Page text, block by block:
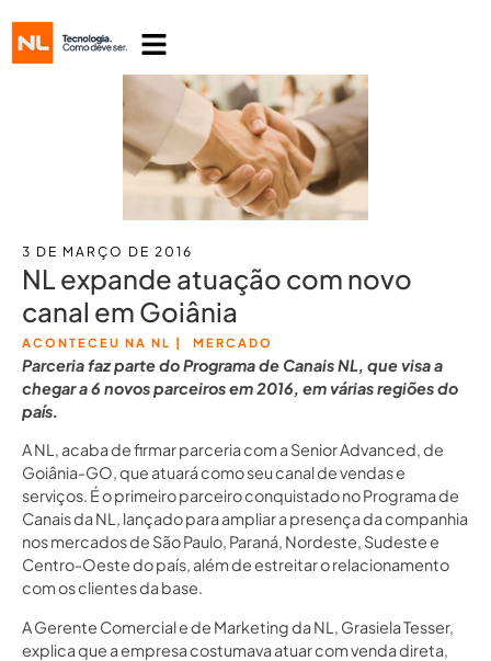
3 DE MARÇO DE 2016
NL expande atuação com novo
canal em Goiânia
ACONTECEU NA NL | MERCADO
Parceria faz parte do Programa de Canais NL, que visa a
chegar a 6 novos parceiros em 2016, em várias regiões do
país.
A NL, acaba de firmar parceria com a Senior Advanced, de
Goiânia-GO, que atuará como seu canal de vendas e
serviços. É o primeiro parceiro conquistado no Programa de
Canais da NL, lançado para ampliar a presença da companhia
nos mercados de São Paulo, Paraná, Nordeste, Sudeste e
Centro-Oeste do país, além de estreitar o relacionamento
com os clientes da base.
A Gerente Comercial e de Marketing da NL, Grasiela Tesser,
explica que a empresa costumava atuar com venda direta,